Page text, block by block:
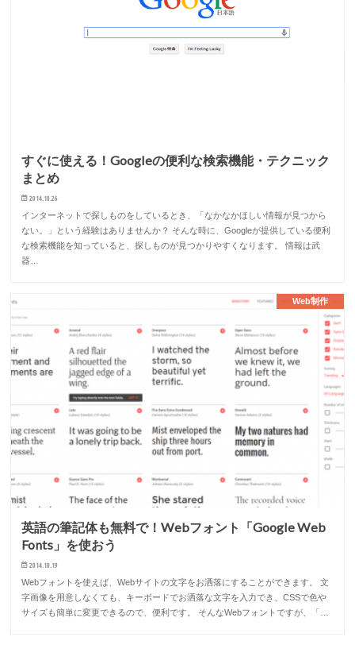
すぐに使える！Googleの便利な検索機能・テクニック
まとめ
2014.10.26
インターネットで探しものをしているとき、「なかなかほしい情報が見つから
ない。」という経験はありませんか？ そんな時に、Googleが提供している便利
な検索機能を知っていると、探しものが見つかりやすくなります。 情報は武
器…
Web制作
英語の筆記体も無料で！Webフォント「Google Web
Fonts」を使おう
2014.10.19
Webフォントを使えば、Webサイトの文字をお洒落にすることができます。 文
字画像を用意しなくても、キーボードでお洒落な文字を入力でき、CSSで色や
サイズも簡単に変更できるので、便利です。 そんなWebフォントですが、「…